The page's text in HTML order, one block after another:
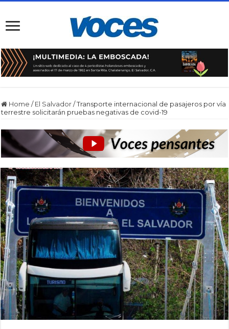
Home / El Salvador /Transporte internacional de pasajeros por vía
terrestre solicitarán pruebas negativas de covid-19